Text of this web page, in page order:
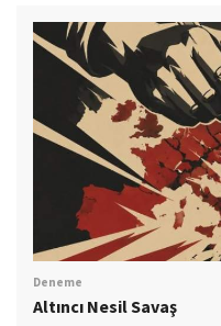
Deneme
Altıncı Nesil Savaş